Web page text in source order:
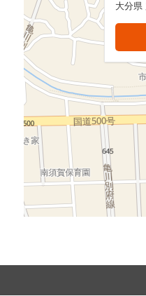
大分県
大分県